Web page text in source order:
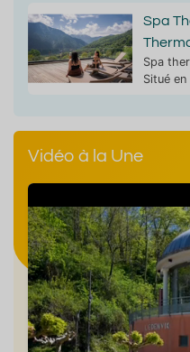
Spa
Spa
Situé
Vidéo à la Une